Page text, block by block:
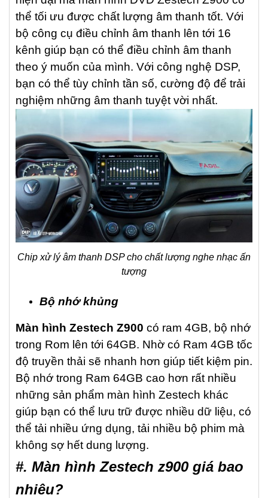
thể tối ưu được chất lượng âm thanh tốt. Với
bộ công cụ điều chỉnh âm thanh lên tới 16
kênh giúp bạn có thể điều chỉnh âm thanh
theo ý muốn của mình. Với công nghệ DSP,
bạn có thể tùy chỉnh tần số, cường độ để trải
nghiệm những âm thanh tuyệt vời nhất.
Chip xử lý âm thanh DSP cho chất lượng nghe nhạc ấn
tượng
Bộ nhớ khủng
Màn hình Zestech Z900 có ram 4GB, bộ nhớ
trong Rom lên tới 64GB. Nhờ có Ram 4GB tốc
độ truyền thải sẽ nhanh hơn giúp tiết kiệm pin.
Bộ nhớ trong Ram 64GB cao hơn rất nhiều
những sản phẩm màn hình Zestech khác
giúp bạn có thể lưu trữ được nhiều dữ liệu, có
thể tải nhiều ứng dụng, tải nhiều bộ phim mà
không sợ hết dung lượng.
#. Màn hình Zestech z900 giá bao
nhiêu?